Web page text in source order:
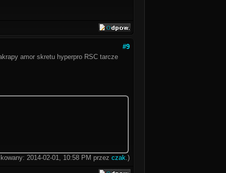
#9
amor skretu hyperpro RSC tarcze
2014-02-01, 10:58 PM przez czak .)